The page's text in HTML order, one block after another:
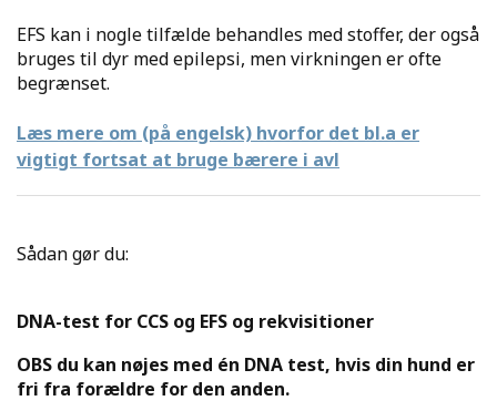
EFS kan i nogle tilfælde behandles med stoffer, der også
bruges til dyr med epilepsi, men virkningen er ofte
begrænset.
Læs mere om (på engelsk) hvorfor det bl.a er
vigtigt fortsat at bruge bærere i avl
Sådan gør du:
DNA-test for CCS og EFS og rekvisitioner
OBS du kan nøjes med én DNA test, hvis din hund er
fri fra forældre for den anden.